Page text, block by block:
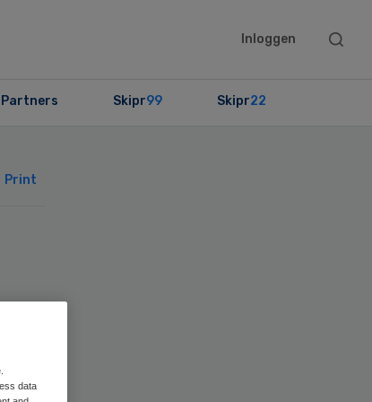
Inloggen
Search
Partners Skipr99 Skipr22
Print
data